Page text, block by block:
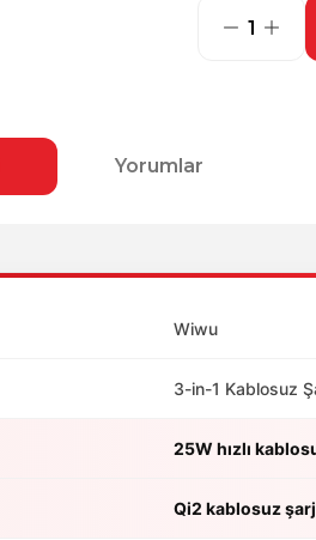
Yorumlar
Wiwu
3-in-1 Kablosuz
25W hızlı
Qi2 kablosuz